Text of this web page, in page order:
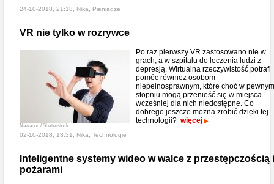
24-10-2018, 21:18, Nika, Pieniądze
VR nie tylko w rozrywce
Nawanon / Shutterstock
Po raz pierwszy VR zastosowano nie w
grach, a w szpitalu do leczenia ludzi z
depresją. Wirtualna rzeczywistość potrafi
pomóc również osobom
niepełnosprawnym, które choć w pewnym
stopniu mogą przenieść się w miejsca
wcześniej dla nich niedostępne. Co
dobrego jeszcze można zrobić dzięki tej
technologii? więcej
02-10-2018, 13:31, Nika, Technologie
Inteligentne systemy wideo w walce z przestępczością i
pożarami